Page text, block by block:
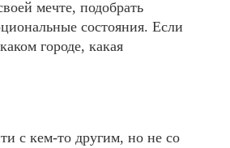
мечте, подобрать
состояния. Если
городе, какая
с кем-то другим, но не со